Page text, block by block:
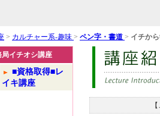
> カルチャー系-趣味 > ペン字・書道 > イチか
局イチオシ講座
■資格取得■レ
イキ講座